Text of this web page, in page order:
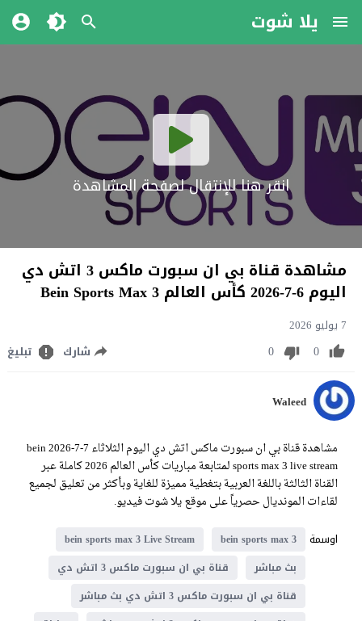
يلا شوت
انقر هنا للإنتقال لصفحة المشاهدة
مشاهدة قناة بي ان سبورت ماكس 3 اتش دي
اليوم 6-7-2026 كأس العالم Bein Sports Max 3
7 يوليو 2026
0
0 شارك تبليغ
Waleed
مشاهدة قناة بي ان سبورت ماكس اتش دي اليوم الثلاثاء 7-7-2026 bein
sports max 3 live stream لمتابعة مباريات كأس العالم 2026 كاملة عبر
القناة الثالثة باللغة العربية بتغطية مميزة للغاية وبأكثر من تعليق لجميع
لقاءات المونديال حصرياً على موقع يلا شوت فيديو.
اوسمة
bein sports max 3
bein sports max 3 Live Stream
بث مباشر
قناة بي ان سبورت ماكس 3 اتش دي
قناة بي ان سبورت ماكس 3 اتش دي بث مباشر